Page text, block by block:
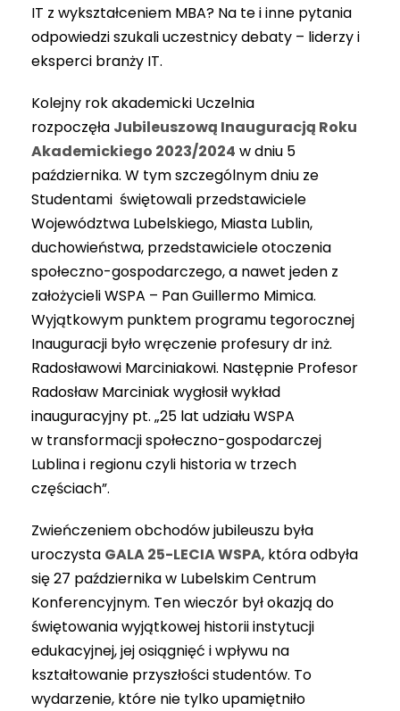
IT z wykształceniem MBA? Na te i inne pytania
odpowiedzi szukali uczestnicy debaty – liderzy i
eksperci branży IT.
Kolejny rok akademicki Uczelnia
rozpoczęła Jubileuszową Inauguracją Roku
Akademickiego 2023/2024 w dniu 5
października. W tym szczególnym dniu ze
Studentami świętowali przedstawiciele
Województwa Lubelskiego, Miasta Lublin,
duchowieństwa, przedstawiciele otoczenia
społeczno-gospodarczego, a nawet jeden z
założycieli WSPA – Pan Guillermo Mimica.
Wyjątkowym punktem programu tegorocznej
Inauguracji było wręczenie profesury dr inż.
Radosławowi Marciniakowi. Następnie Profesor
Radosław Marciniak wygłosił wykład
inauguracyjny pt. „25 lat udziału WSPA
w transformacji społeczno-gospodarczej
Lublina i regionu czyli historia w trzech
częściach”.
Zwieńczeniem obchodów jubileuszu była
uroczysta GALA 25-LECIA WSPA, która odbyła
się 27 października w Lubelskim Centrum
Konferencyjnym. Ten wieczór był okazją do
świętowania wyjątkowej historii instytucji
edukacyjnej, jej osiągnięć i wpływu na
kształtowanie przyszłości studentów. To
wydarzenie, które nie tylko upamiętniło